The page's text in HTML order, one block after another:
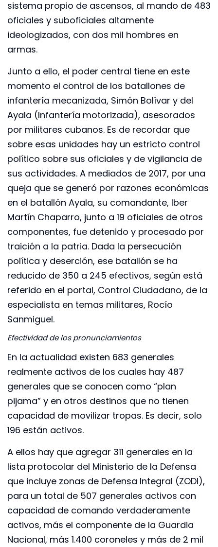
sistema propio de ascensos, al mando de 483
oficiales y suboficiales altamente
ideologizados, con dos mil hombres en
armas.
Junto a ello, el poder central tiene en este
momento el control de los batallones de
infantería mecanizada, Simón Bolívar y del
Ayala (Infantería motorizada), asesorados
por militares cubanos. Es de recordar que
sobre esas unidades hay un estricto control
político sobre sus oficiales y de vigilancia de
sus actividades. A mediados de 2017, por una
queja que se generó por razones económicas
en el batallón Ayala, su comandante, Iber
Martín Chaparro, junto a 19 oficiales de otros
componentes, fue detenido y procesado por
traición a la patria. Dada la persecución
política y deserción, ese batallón se ha
reducido de 350 a 245 efectivos, según está
referido en el portal, Control Ciudadano, de la
especialista en temas militares, Rocío
Sanmiguel.
Efectividad de los pronunciamientos
En la actualidad existen 683 generales
realmente activos de los cuales hay 487
generales que se conocen como “plan
pijama” y en otros destinos que no tienen
capacidad de movilizar tropas. Es decir, solo
196 están activos.
A ellos hay que agregar 311 generales en la
lista protocolar del Ministerio de la Defensa
que incluye zonas de Defensa Integral (ZODI),
para un total de 507 generales activos con
capacidad de comando verdaderamente
activos, más el componente de la Guardia
Nacional, más 1.400 coroneles y más de 2 mil